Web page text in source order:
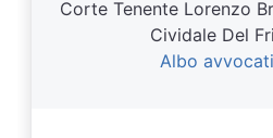
Corte Tenente Lorenzo
Cividale Del
Albo